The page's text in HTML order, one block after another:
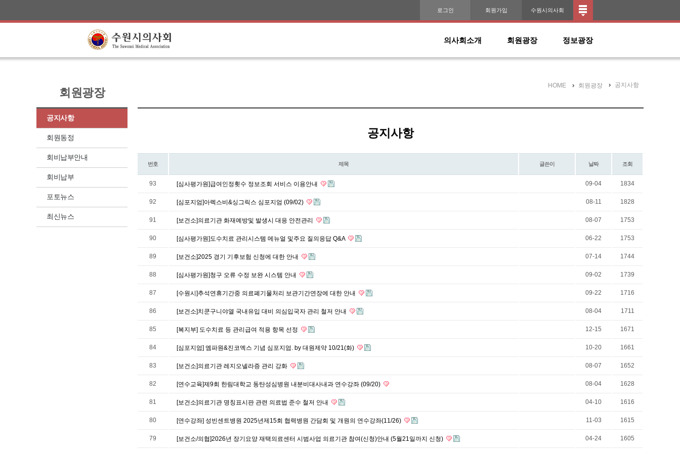
로그인 회원가입 수원시의사회
의사회소개 회원광장 정보광장
회원광장
공지사항
회원동정
회비납부안내
회비납부
포토뉴스
최신뉴스
HOME 회원광장 공지사항
공지사항
번호 제목 글쓴이 날짜 조회
93 [심사평가원]급여인정횟수 정보조회 서비스 이용안내 09-04 1834
92 [심포지엄]아렉스비&싱그릭스 심포지엄 (09/02) 08-11 1828
91 [보건소]의료기관 화재예방및 발생시 대응 안전관리 08-07 1753
90 [심사평가원]도수치료 관리시스템 메뉴얼 및주요 질의응답 Q&A 06-22 1753
89 [보건소]2025 경기 기후보험 신청에 대한 안내 07-14 1744
88 [심사평가원]청구 오류 수정 보완 시스템 안내 09-02 1739
87 [수원시]추석연휴기간중 의료폐기물처리 보관기간연장에 대한 안내 09-22 1716
86 [보건소]치쿤구니야열 국내유입 대비 의심입국자 관리 철저 안내 08-04 1711
85 [복지부] 도수치료 등 관리급여 적용 항목 선정 12-15 1671
84 [심포지엄] 엠파원&진코엑스 기념 심포지엄. by 대원제약 10/21(화) 10-20 1661
83 [보건소]의료기관 레지오넬라증 관리 강화 08-07 1652
82 [연수교육]제9회 한림대학교 동탄성심병원 내분비대사내과 연수강좌 (09/20) 08-04 1628
81 [보건소]의료기관 명칭표시판 관련 의료법 준수 철저 안내 04-10 1616
80 [연수강좌] 성빈센트병원 2025년제15회 협력병원 간담회 및 개원의 연수강좌(11/26) 11-03 1615
79 [보건소/의협]2026년 장기요양 재택의료센터 시범사업 의료기관 참여(신청)안내 (5월21일까지 신청) 04-24 1605